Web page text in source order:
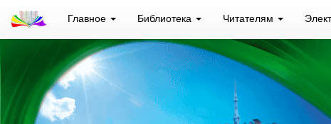
Главное Библиотека Читателям